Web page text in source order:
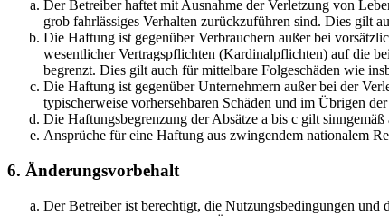
Der Betreiber haftet mit Ausnahme der Verletzung von
grob fahrlässiges Verhalten zurückzuführen sind. Dies gilt
Die Haftung ist gegenüber Verbrauchern außer bei
wesentlicher Vertragspflichten (Kardinalpflichten) auf die
begrenzt. Dies gilt auch für mittelbare Folgeschäden wie
Die Haftung ist gegenüber Unternehmern außer bei der
typischerweise vorhersehbaren Schäden und im Übrigen
Die Haftungsbegrenzung der Absätze a bis c gilt
Ansprüche für eine Haftung aus zwingendem nationalem
6. Änderungsvorbehalt
Der Betreiber ist berechtigt, die Nutzungsbedingungen